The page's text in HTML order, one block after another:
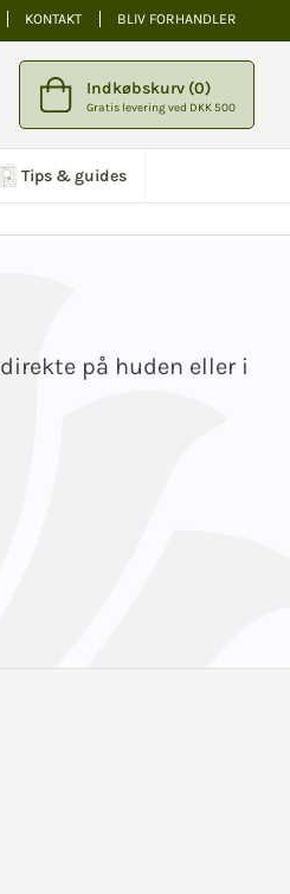
KONTAKT BLIV FORHANDLER
Indkøbskurv (0)
Gratis levering ved DKK 500
Tips & guides
på huden eller i